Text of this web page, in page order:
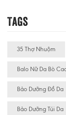
Tags
35 Thợ Nhuộm
Balo Nữ Da Bò
Bảo Dưỡng Đồ Da
Bảo Dưỡng Túi Da